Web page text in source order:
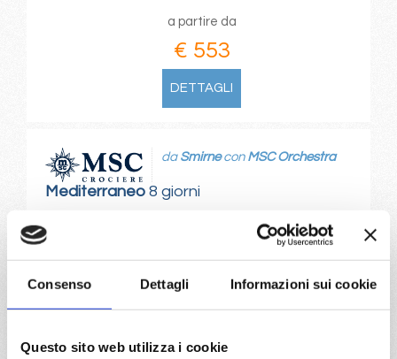
Consenso Dettagli Informazioni sui cookie
Questo sito web utilizza i cookie
a partire da
€ 553
DETTAGLI
Mediterraneo8 giorni
da Smirnecon MSC Orchestra
Smirne, Istanbul, Corfu, Bari, Pireo, Smirne
€ 553
€ 553
€ 603